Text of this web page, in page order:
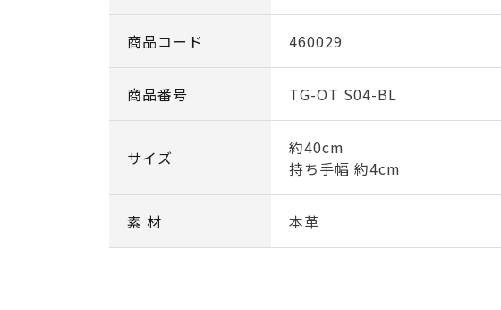
商品コード 460029
商品番号 TG-OT S04-BL
サイズ
約40cm
持ち手幅 約4cm
素 材 本革